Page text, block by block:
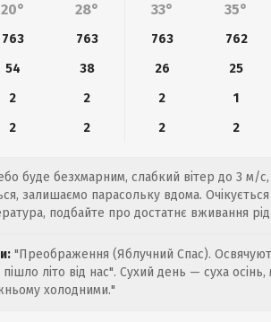
20° 28° 33° 35°
763 763 763 762
54 38 26 25
2 2 2 1
2 2 2 2
буде безхмарним, слабкий вітер до 3 м/с,
залишаємо парасольку вдома. Очікується
подбайте про достатнє вживання
"Преображення (Яблучний Спас).
літо від нас". Сухий день — суха
холодними."